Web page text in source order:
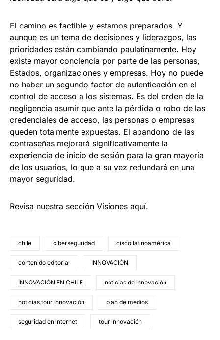
El camino es factible y estamos preparados. Y
aunque es un tema de decisiones y liderazgos, las
prioridades están cambiando paulatinamente. Hoy
existe mayor conciencia por parte de las personas,
Estados, organizaciones y empresas. Hoy no puede
no haber un segundo factor de autenticación en el
control de acceso a los sistemas. Es del orden de la
negligencia asumir que ante la pérdida o robo de las
credenciales de acceso, las personas o empresas
queden totalmente expuestas. El abandono de las
contraseñas mejorará significativamente la
experiencia de inicio de sesión para la gran mayoría
de los usuarios, lo que a su vez redundará en una
mayor seguridad.
Revisa nuestra sección Visiones aquí.
chile ciberseguridad cisco latinoamérica
contenido editorial INNOVACIÓN
INNOVACIÓN EN CHILE noticias de innovación
noticias tour innovación plan de medios
seguridad en internet tour innovación